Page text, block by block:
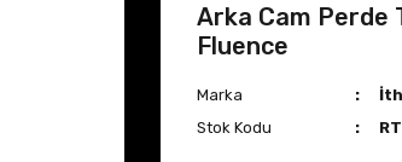
Arka Cam Perde
Fluence
Marka
Stok Kodu